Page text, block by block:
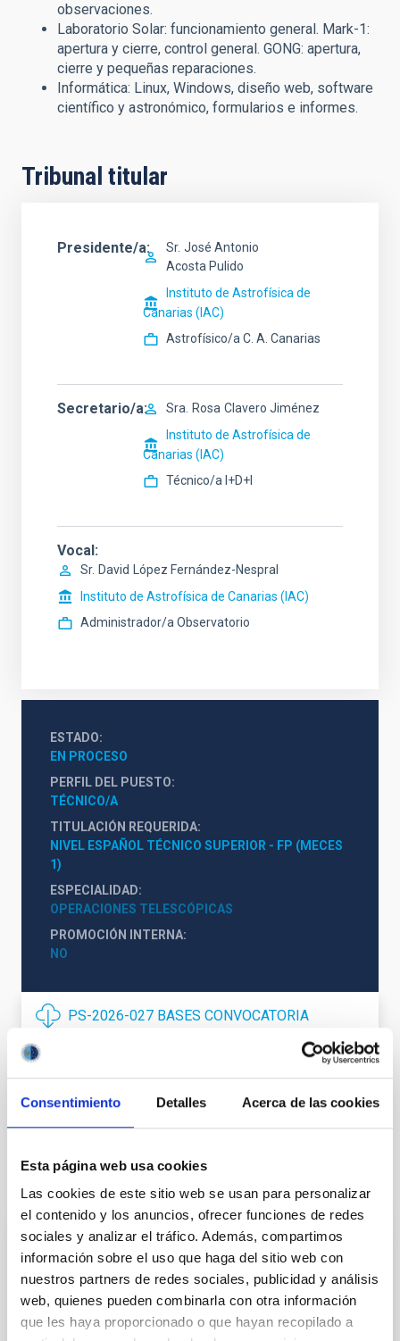
Consentimiento Detalles Acerca de las cookies
Esta página web usa cookies
Las cookies de este sitio web se usan para personalizar
el contenido y los anuncios, ofrecer funciones de redes
sociales y analizar el tráfico. Además, compartimos
información sobre el uso que haga del sitio web con
nuestros partners de redes sociales, publicidad y análisis
web, quienes pueden combinarla con otra información
que les haya proporcionado o que hayan recopilado a
observaciones.
Laboratorio Solar: funcionamiento general. Mark-1:
apertura y cierre, control general. GONG: apertura,
cierre y pequeñas reparaciones.
Informática: Linux, Windows, diseño web, software
científico y astronómico, formularios e informes.
Tribunal titular
Presidente/a Sr. José Antonio
Acosta Pulido
Instituto de Astrofísica de
Canarias (IAC)
Astrofísico/a C. A. Canarias
Secretario/a Sra. Rosa Clavero Jiménez
Instituto de Astrofísica de
Canarias (IAC)
Técnico/a I+D+I
Vocal
Sr. David
López Fernández-Nespral
Instituto de Astrofísica de Canarias (IAC)
Administrador/a Observatorio
ESTADO
EN PROCESO
PERFIL DEL PUESTO
TÉCNICO/A
TITULACIÓN REQUERIDA
NIVEL ESPAÑOL TÉCNICO SUPERIOR - FP (MECES
1)
ESPECIALIDAD
OPERACIONES TELESCÓPICAS
PROMOCIÓN INTERNA
NO
PS-2026-027 BASES CONVOCATORIA
ANEXO VI-PRÁCTICAS.
Te puede interesar
CONTRATO INDEFINIDO
Dos contratos - Ingeniería Especialidad
Mecánica- GTCAO.PS-2026-057
Se convoca proceso selectivo para formalizar un